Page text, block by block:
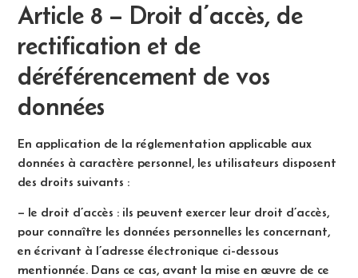
Article 8 – Droit d’accès, de
rectification et de
déréférencement de vos
données
En application de la réglementation applicable aux
données à caractère personnel, les utilisateurs disposent
des droits suivants :
– le droit d’accès : ils peuvent exercer leur droit d’accès,
pour connaître les données personnelles les concernant,
en écrivant à l’adresse électronique ci-dessous
mentionnée. Dans ce cas, avant la mise en œuvre de ce